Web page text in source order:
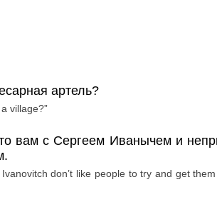
артель?
a village?”
вам с Сергеем Иванычем и
don’t like people to try and get